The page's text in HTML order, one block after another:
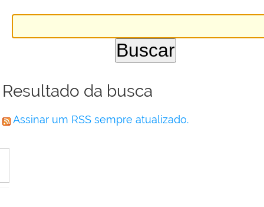
Resultado da busca
Assinar um RSS sempre atualizado.